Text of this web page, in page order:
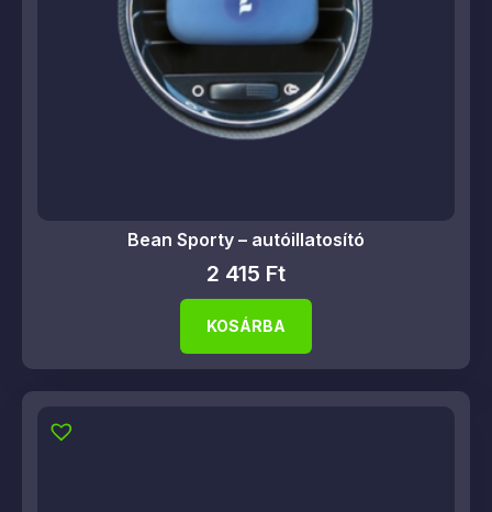
Bean Sporty – autóillatosító
2 415 Ft
KOSÁRBA